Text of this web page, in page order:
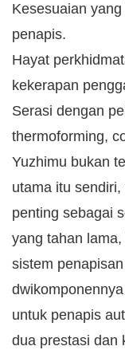
Kesesuaian
penapis.
Hayat
kekerapan
Serasi dengan
thermoforming,
Yuzhimu bukan
utama itu
penting sebagai
yang tahan
sistem
untuk penapis
dua prestasi dan